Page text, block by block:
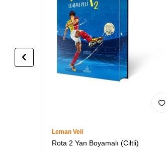
Leman Veli
Rota 2 Yan Boyamalı (Ciltli)